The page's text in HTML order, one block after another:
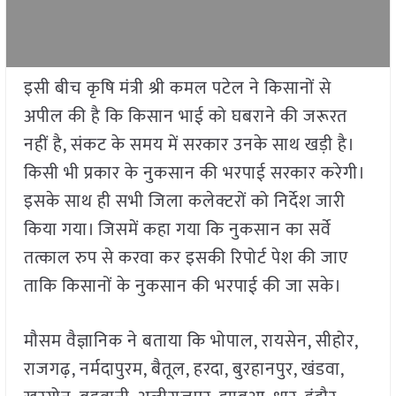
इसी बीच कृषि मंत्री श्री कमल पटेल ने किसानों से
अपील की है कि किसान भाई को घबराने की जरूरत
नहीं है, संकट के समय में सरकार उनके साथ खड़ी है।
किसी भी प्रकार के नुकसान की भरपाई सरकार करेगी।
इसके साथ ही सभी जिला कलेक्टरों को निर्देश जारी
किया गया। जिसमें कहा गया कि नुकसान का सर्वे
तत्काल रुप से करवा कर इसकी रिपोर्ट पेश की जाए
ताकि किसानों के नुकसान की भरपाई की जा सके।
मौसम वैज्ञानिक ने बताया कि भोपाल, रायसेन, सीहोर,
राजगढ़, नर्मदापुरम, बैतूल, हरदा, बुरहानपुर, खंडवा,